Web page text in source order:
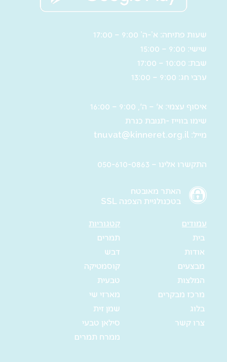
שעות פתיחה: א’-ה’ 9:00 – 17:00
שישי: 9:00 – 15:00
שבת: 10:00 – 17:00
ערבי חג: 9:00 – 13:00
איסוף עצמי: א' – ה', 9:00 – 16:00
שימו בווייז -תנובת כנרת
מייל: tnuvat@kinneret.org.il
התקשרו אלינו – 050-610-0863
האתר מאובטח
בטכנולגיית הצפנה SSL
עמודים
בית
אודות
מבצעים
המלצות
מרכז מבקרים
בלוג
צרו קשר
קטגוריות
תמרים
דבש
קוסמטיקה
טבעית
מארזי שי
שמן זית
סילאן טבעי
ממרח תמרים